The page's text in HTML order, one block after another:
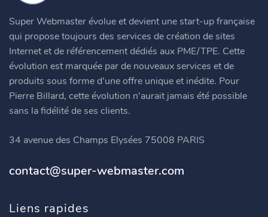
Super Webmaster évolue et devient une start-up française
qui propose toujours des services de création de sites
Internet et de référencement dédiés aux PME/TPE. Cette
évolution est marquée par de nouveaux services et de
produits sous forme d'une offre unique et inédite. Pour
Pierre Billard, cette évolution n'aurait jamais été possible
sans la fidélité de ses clients.
34 avenue des Champs Elysées 75008 PARIS
contact@super-webmaster.com
Liens rapides